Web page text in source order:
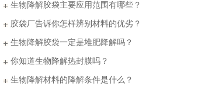
生物降解胶袋主要应用范围有哪些？
胶袋厂告诉你怎样辨别材料的优劣？
生物降解胶袋一定是堆肥降解吗？
你知道生物降解热封膜吗？
生物降解材料的降解条件是什么？